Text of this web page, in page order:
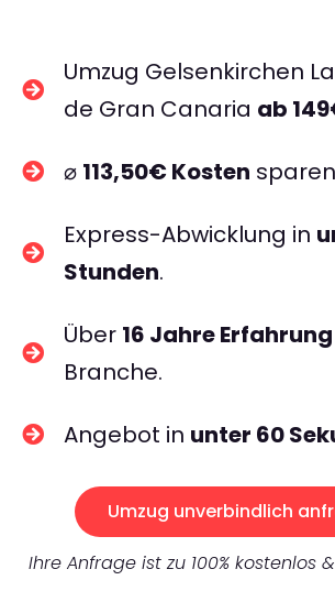
Umzug Gelsenkirchen
de Gran Canaria ab
⌀ 113,50€ Kosten
Express-Abwicklung in
Stunden.
Über 16 Jahre Erfahrung
Branche.
Angebot in unter 60
Umzug unverbindlich
Ihre Anfrage ist zu 100% kostenlos